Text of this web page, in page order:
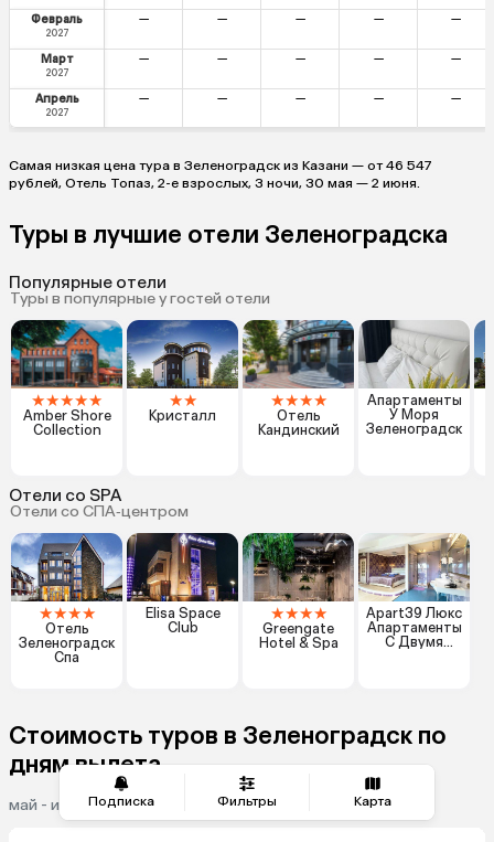
Подписка Фильтры Карта
Февраль
2027
— — — — —
Март
2027
— — — — —
Апрель
2027
— — — — —
Самая низкая цена тура в Зеленоградск из Казани — от 46 547
рублей, Отель Топаз, 2-е взрослых, 3 ночи, 30 мая — 2 июня.
Туры в лучшие отели Зеленоградска
Популярные отели
Туры в популярные у гостей отели
★★★★★
Amber Shore
Collection
★★
Кристалл
★★★★
Отель
Кандинский
Апартаменты
У Моря
Зеленоградск
Отели со SPA
Отели со СПА‑центром
★★★★
Отель
Зеленоградск
Спа
Elisa Space
Club
★★★★
Greengate
Hotel & Spa
Apart39 Люкс
Апартаменты
С Двумя
Стоимость туров в Зеленоградск по
дням вылета
май - июнь 2026, на двоих взрослых, 5 ночей